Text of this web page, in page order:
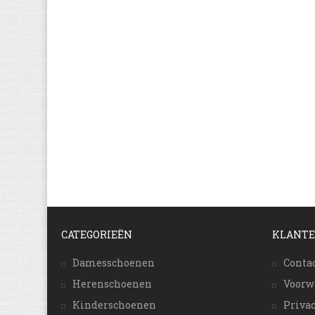
CATEGORIEËN
Damesschoenen
Herenschoenen
Kinderschoenen